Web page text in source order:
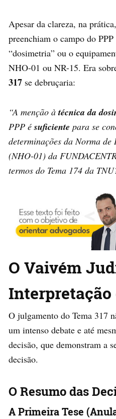
Apesar da clareza, na
preenchiam o campo do
“dosimetria” ou o
NHO-01 ou NR-15. Era
317 se debruçaria:
“A menção àtécnica da
PPP ésuficiente para se
determinações da Norma
(NHO-01) da
termos do Tema 174 da
O Vaivém
Interpretação
O julgamento do Tema 317
um intenso debate e até
decisão, que demonstram a
decisão.
O Resumo das
A Primeira Tese